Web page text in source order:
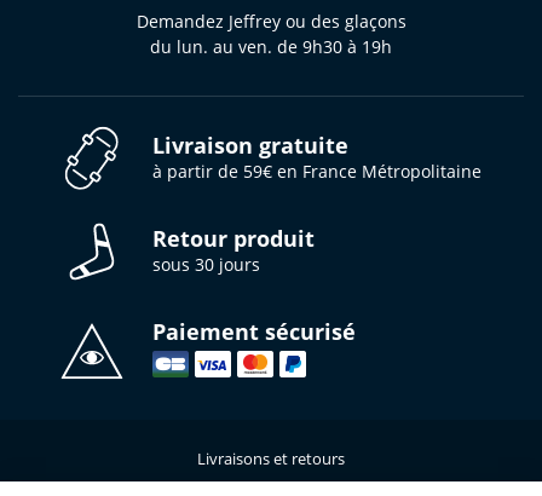
Demandez Jeffrey ou des glaçons
du lun. au ven. de 9h30 à 19h
Livraison gratuite
à partir de 59€ en France Métropolitaine
Retour produit
sous 30 jours
Paiement sécurisé
Livraisons et retours
Qui sommes-nous ?